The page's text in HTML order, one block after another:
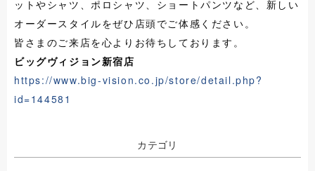
ットやシャツ、ポロシャツ、ショートパンツなど、新しい
オーダースタイルをぜひ店頭でご体感ください。
皆さまのご来店を心よりお待ちしております。
ビッグヴィジョン新宿店
https://www.big-vision.co.jp/store/detail.php?
id=144581
カテゴリ